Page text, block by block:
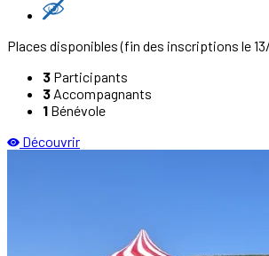
Places disponibles(fin des inscriptions le
3 Participants
3 Accompagnants
1 Bénévole
Découvrir